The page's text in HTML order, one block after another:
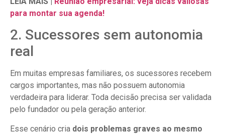
para montar sua agenda!
2. Sucessores sem autonomia
real
Em muitas empresas familiares, os sucessores recebem
cargos importantes, mas não possuem autonomia
verdadeira para liderar. Toda decisão precisa ser validada
pelo fundador ou pela geração anterior.
Esse cenário cria dois problemas graves ao mesmo